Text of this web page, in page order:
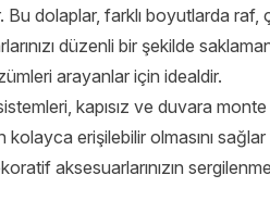
Bu dolaplar, farklı boyutlarda raf,
düzenli bir şekilde
arayanlar için idealdir.
kapısız ve duvara
kolayca erişilebilir olmasını
aksesuarlarınızın